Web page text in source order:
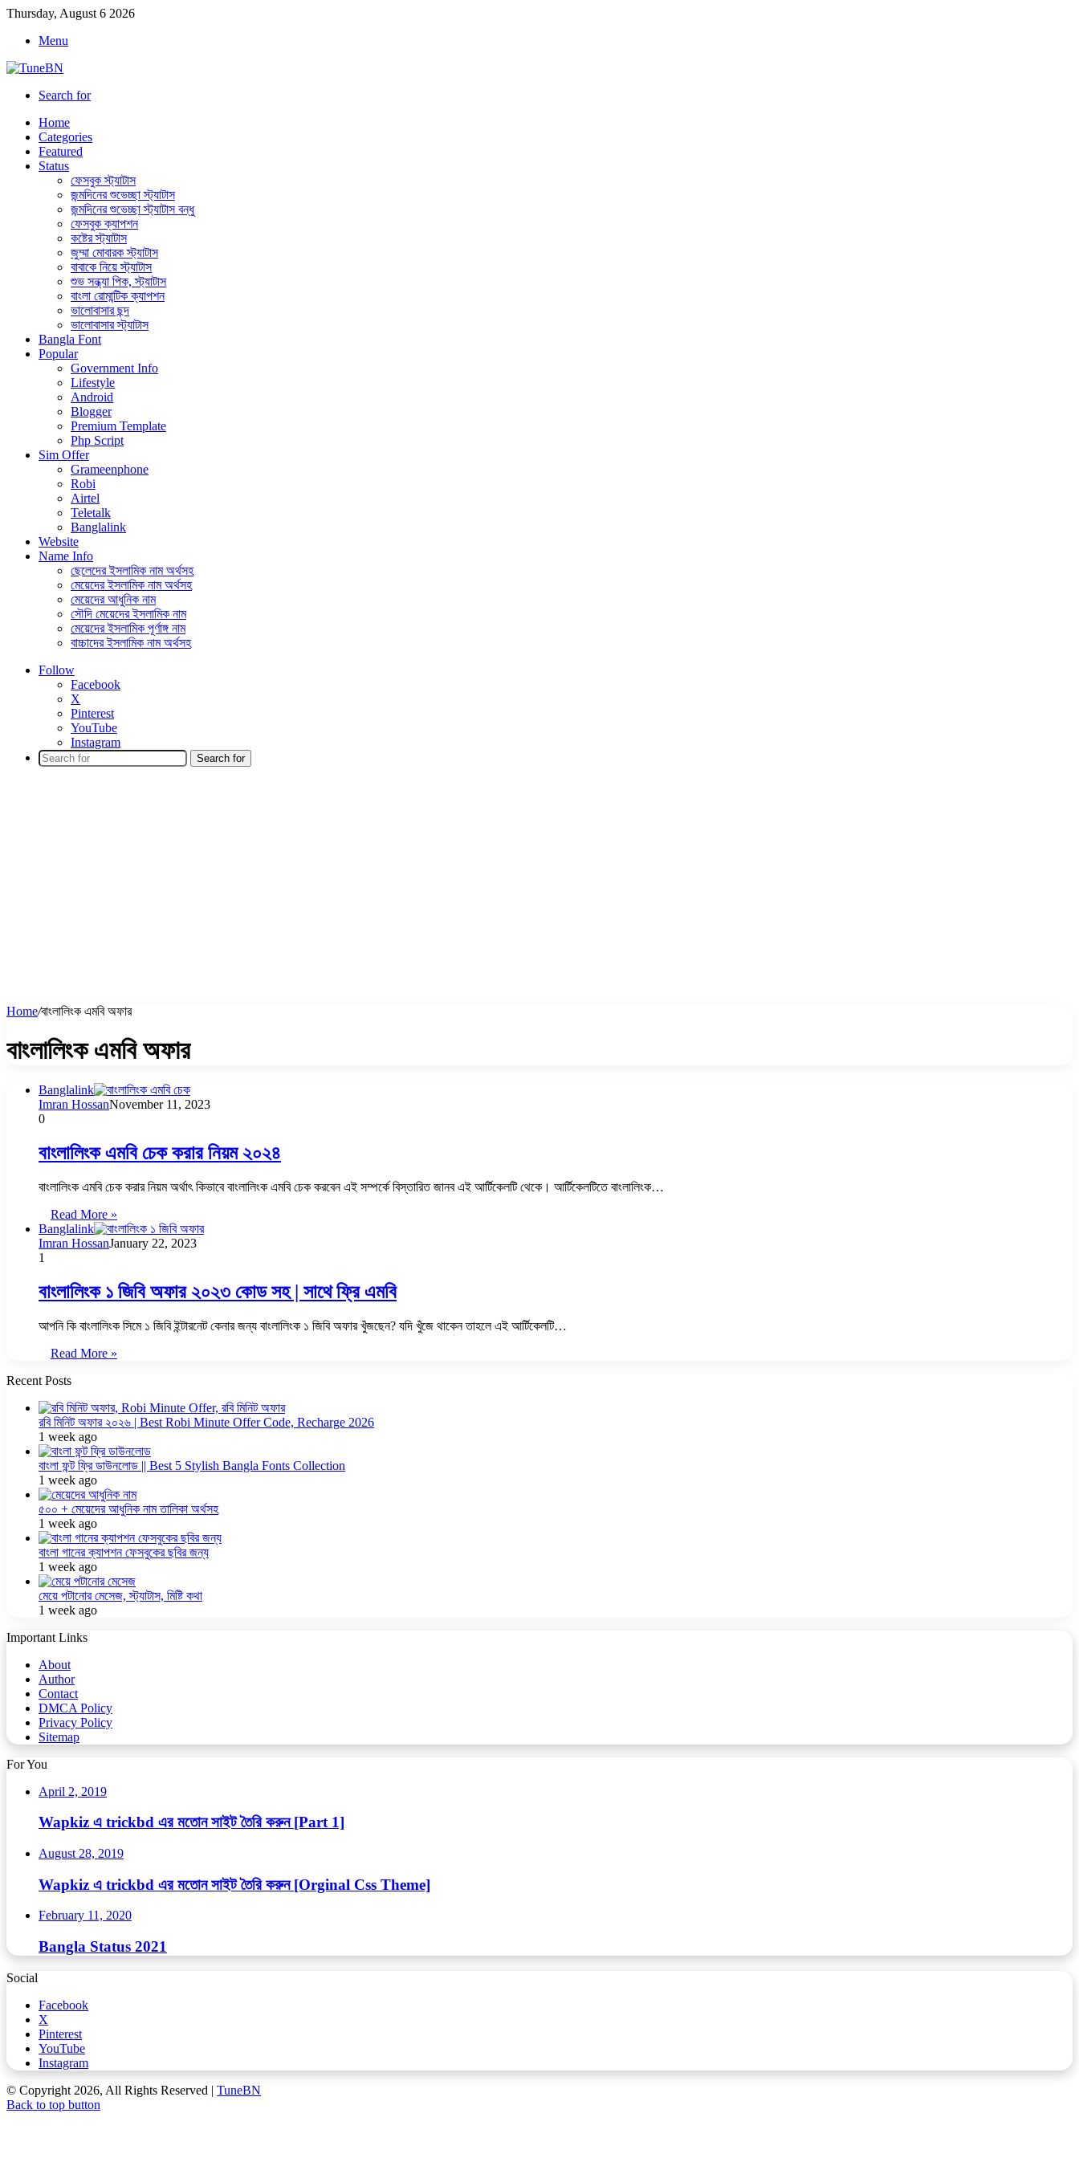
Thursday, August 6 2026
Menu
Search for
Home
Categories
Featured
Status
ফেসবুক স্ট্যাটাস
জন্মদিনের শুভেচ্ছা স্ট্যাটাস
জন্মদিনের শুভেচ্ছা স্ট্যাটাস বন্ধু
ফেসবুক ক্যাপশন
কষ্টের স্ট্যাটাস
জুম্মা মোবারক স্ট্যাটাস
বাবাকে নিয়ে স্ট্যাটাস
শুভ সন্ধ্যা পিক, স্ট্যাটাস
বাংলা রোমান্টিক ক্যাপশন
ভালোবাসার ছন্দ
ভালোবাসার স্ট্যাটাস
Bangla Font
Popular
Government Info
Lifestyle
Android
Blogger
Premium Template
Php Script
Sim Offer
Grameenphone
Robi
Airtel
Teletalk
Banglalink
Website
Name Info
ছেলেদের ইসলামিক নাম অর্থসহ
মেয়েদের ইসলামিক নাম অর্থসহ
মেয়েদের আধুনিক নাম
সৌদি মেয়েদের ইসলামিক নাম
মেয়েদের ইসলামিক পূর্ণাঙ্গ নাম
বাচ্চাদের ইসলামিক নাম অর্থসহ
Follow
Facebook
X
Pinterest
YouTube
Instagram
Search for
Home/বাংলালিংক এমবি অফার
বাংলালিংক এমবি অফার
Banglalink
Imran HossanNovember 11, 2023
0
বাংলালিংক এমবি চেক করার নিয়ম ২০২৪
বাংলালিংক এমবি চেক করার নিয়ম অর্থাৎ কিভাবে বাংলালিংক এমবি চেক করবেন এই সম্পর্কে বিস্তারিত জানব এই আর্টিকেলটি থেকে। আর্টিকেলটিতে বাংলালিংক…
Read More »
Banglalink
Imran HossanJanuary 22, 2023
1
বাংলালিংক ১ জিবি অফার ২০২৩ কোড সহ | সাথে ফ্রি এমবি
আপনি কি বাংলালিংক সিমে ১ জিবি ইন্টারনেট কেনার জন্য বাংলালিংক ১ জিবি অফার খুঁজছেন? যদি খুঁজে থাকেন তাহলে এই আর্টিকেলটি…
Read More »
Recent Posts
রবি মিনিট অফার ২০২৬ | Best Robi Minute Offer Code, Recharge 2026
1 week ago
বাংলা ফন্ট ফ্রি ডাউনলোড || Best 5 Stylish Bangla Fonts Collection
1 week ago
৫০০ + মেয়েদের আধুনিক নাম তালিকা অর্থসহ
1 week ago
বাংলা গানের ক্যাপশন ফেসবুকের ছবির জন্য
1 week ago
মেয়ে পটানোর মেসেজ, স্ট্যাটাস, মিষ্টি কথা
1 week ago
Important Links
About
Author
Contact
DMCA Policy
Privacy Policy
Sitemap
For You
April 2, 2019
Wapkiz এ trickbd এর মতোন সাইট তৈরি করুন [Part 1]
August 28, 2019
Wapkiz এ trickbd এর মতোন সাইট তৈরি করুন [Orginal Css Theme]
February 11, 2020
Bangla Status 2021
Social
Facebook
X
Pinterest
YouTube
Instagram
© Copyright 2026, All Rights Reserved | TuneBN
Back to top button